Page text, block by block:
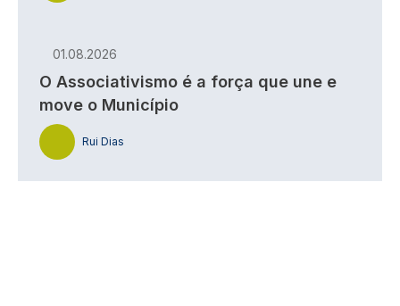
01.08.2026
O Associativismo é a força que une e
move o Município
Rui Dias